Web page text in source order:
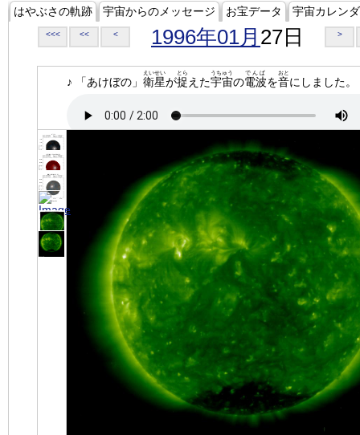
はやぶさの軌跡 宇宙からのメッセージ お宝データ 宇宙カレン
<<< << < 1996年01月 27日 >
♪ 「あけぼの」 衛星
えいせい
が捉
とら
えた宇宙
うちゅう
の電波
でんぱ
を音
おと
にしました。